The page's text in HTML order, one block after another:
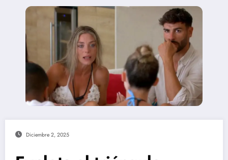
Diciembre 2, 2025